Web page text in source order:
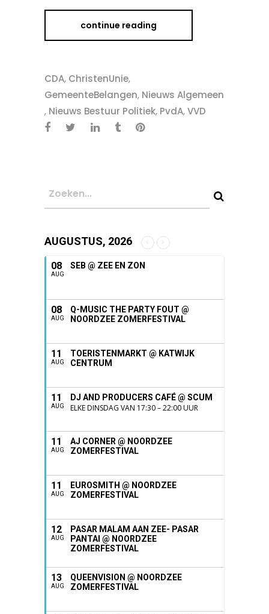
continue reading
CDA, ChristenUnie,
GemeenteBelangen, Nieuws Algemeen
, Nieuws Bestuur Politiek, PvdA,VVD
AUGUSTUS, 2026
08
AUG
SEB @ ZEE EN ZON
08
AUG
Q-MUSIC THE PARTY FOUT @
NOORDZEE ZOMERFESTIVAL
11
AUG
TOERISTENMARKT @ KATWIJK
CENTRUM
11
AUG
DJ AND PRODUCERS CAFÉ @ SCUM
ELKE DINSDAG VAN 17:30 – 22:00 UUR
11
AUG
AJ CORNER @ NOORDZEE
ZOMERFESTIVAL
11
AUG
EUROSMITH @ NOORDZEE
ZOMERFESTIVAL
12
AUG
PASAR MALAM AAN ZEE- PASAR
PANTAI @ NOORDZEE
ZOMERFESTIVAL
13
AUG
QUEENVISION @ NOORDZEE
ZOMERFESTIVAL